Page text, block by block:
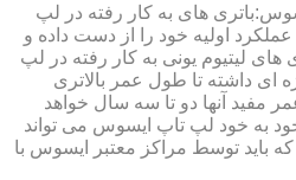
های به کار رفته در لپ
اولیه خود را از دست داده و
های لیتیوم یونی به کار رفته در لپ
ای داشته تا طول عمر بالاتری
مفید آنها دو تا سه سال خواهد
به خود لپ تاپ ایسوس می تواند
باید توسط مراکز معتبر ایسوس با